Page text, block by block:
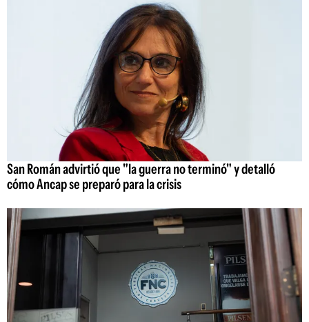
San Román advirtió que "la guerra no terminó" y detalló
cómo Ancap se preparó para la crisis